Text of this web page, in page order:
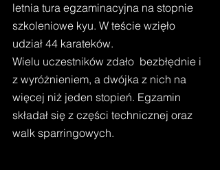
letnia tura egzaminacyjna na stopnie
szkoleniowe kyu. W teście wzięło
udział 44 karateków.
Wielu uczestników zdało  bezbłędnie i
z wyróżnieniem, a dwójka z nich na
więcej niż jeden stopień. Egzamin
składał się z części technicznej oraz
walk sparringowych.